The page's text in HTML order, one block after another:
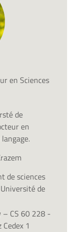
en Sciences
de
en
de sciences
de
– CS 60 228 -
1